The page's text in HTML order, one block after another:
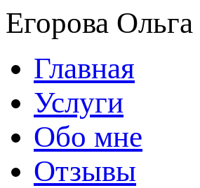
Егорова Ольга
Главная
Услуги
Обо мне
Отзывы